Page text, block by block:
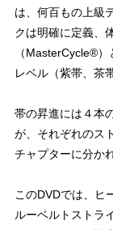
は、何百もの上級
クは明確に定義、
（MasterCycle®
レベル（紫帯、茶
帯の昇進には４本
が、それぞれのス
チャプターに分か
このDVDでは、ヒ
ルーベルトストラ